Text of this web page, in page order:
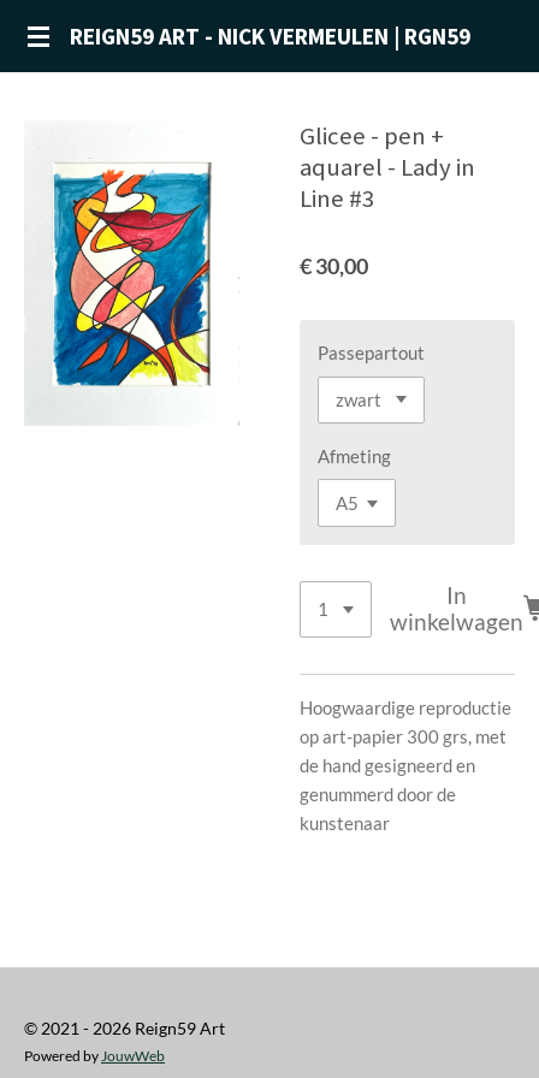
Ga
direct
REIGN59 ART - NICK VERMEULEN | RGN59
Glicee - pen +
aquarel - Lady in
Line #3
€ 30,00
Passepartout
Afmeting
In
winkelwagen
Hoogwaardige reproductie
op art-papier 300 grs, met
de hand gesigneerd en
genummerd door de
kunstenaar
© 2021 - 2026 Reign59 Art
Powered by JouwWeb